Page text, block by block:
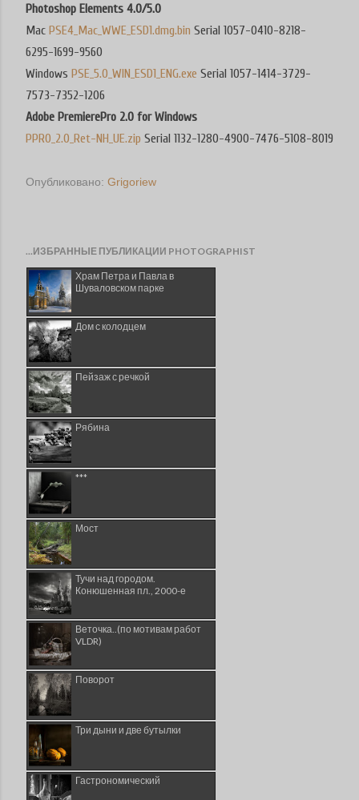
Photoshop Elements 4.0/5.0
Mac PSE4_Mac_WWE_ESD1.dmg.bin Serial 1057-0410-8218-
6295-1699-9560
Windows PSE_5.0_WIN_ESD1_ENG.exe Serial 1057-1414-3729-
7573-7352-1206
Adobe PremierePro 2.0 for Windows
PPRO_2.0_Ret-NH_UE.zip Serial 1132-1280-4900-7476-5108-8019
Опубликовано: Grigoriew
...ИЗБРАННЫЕ ПУБЛИКАЦИИ PHOTOGRAPHIST
Храм Петра и Павла в
Шуваловском парке
Дом с колодцем
Пейзаж с речкой
Рябина
***
Мост
Тучи над городом.
Конюшенная пл., 2000-е
Веточка..(по мотивам работ
VLDR)
Поворот
Три дыни и две бутылки
Гастрономический